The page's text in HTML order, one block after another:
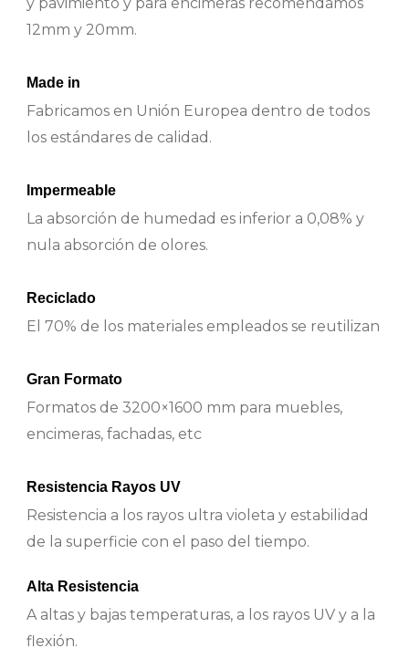
12mm y 20mm.
Made in
Fabricamos en Unión Europea dentro de todos
los estándares de calidad.
Impermeable
La absorción de humedad es inferior a 0,08% y
nula absorción de olores.
Reciclado
El 70% de los materiales empleados se reutilizan
Gran Formato
Formatos de 3200×1600 mm para muebles,
encimeras, fachadas, etc
Resistencia Rayos UV
Resistencia a los rayos ultra violeta y estabilidad
de la superficie con el paso del tiempo.
Alta Resistencia
A altas y bajas temperaturas, a los rayos UV y a la
flexión.